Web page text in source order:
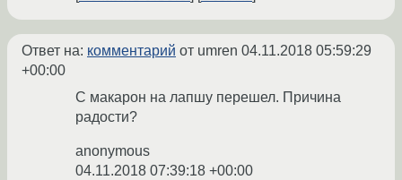
Ответ на: комментарий от umren 04.11.2018 05:59:29
+00:00
С макарон на лапшу перешел. Причина
радости?
anonymous
04.11.2018 07:39:18 +00:00